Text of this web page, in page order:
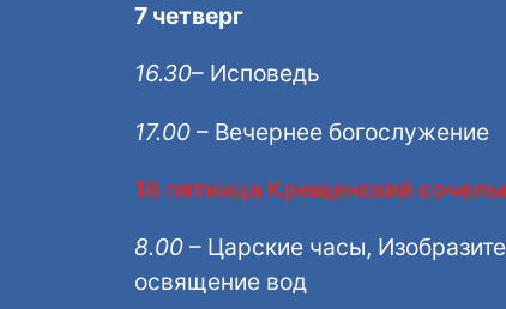
7 четверг
16.30– Исповедь
17.00 – Вечернее богослужение
18 пятница Крещенский
8.00 – Царские часы,
освящение вод